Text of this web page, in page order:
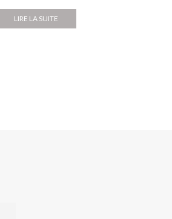
LIRE LA SUITE